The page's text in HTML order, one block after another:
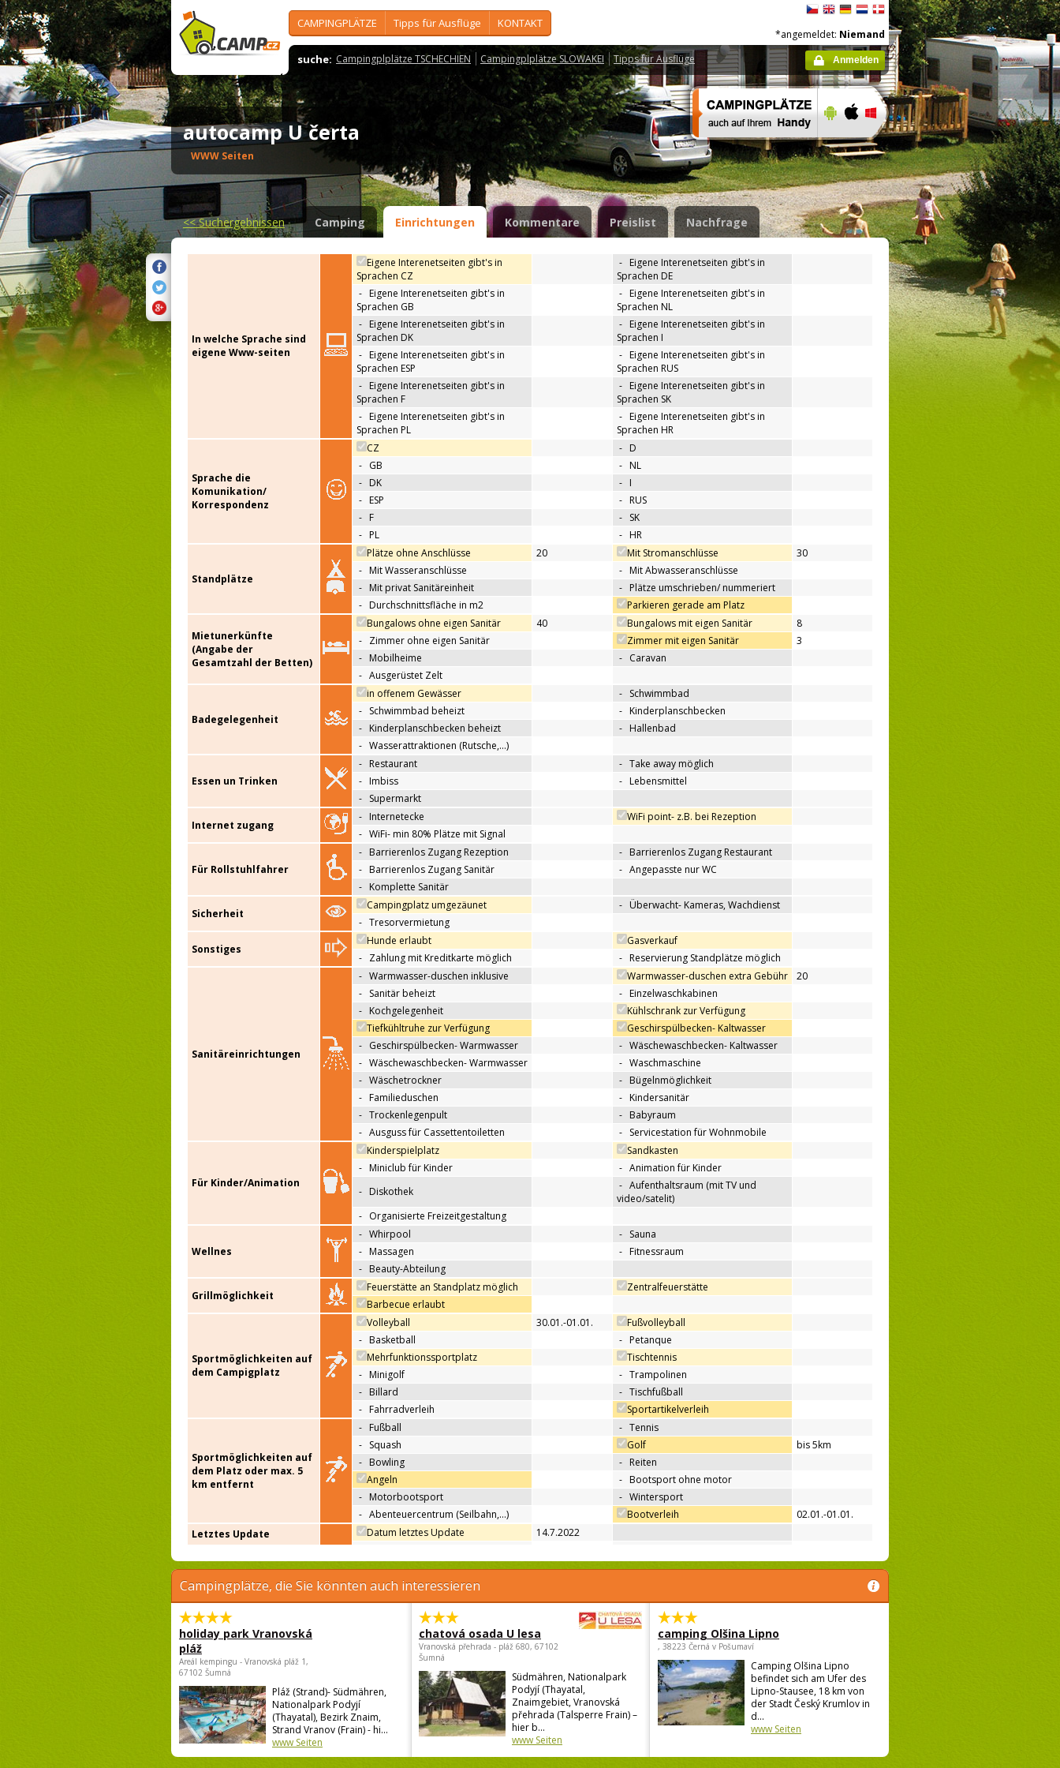
CAMPINGPLÄTZE Tipps für Ausflüge KONTAKT
suche: Campingplplätze TSCHECHIEN Campingplplätze SLOWAKEI Tipps für Ausflüge
*angemeldet: Niemand
Anmelden
autocamp U čerta
WWW Seiten
<<Suchergebnissen Camping Einrichtungen Kommentare Preislist Nachfrage
In welche Sprache sind
eigene Www-seiten
Eigene Interenetseiten gibt's in
Sprachen CZ
- Eigene Interenetseiten gibt's in
Sprachen DE
- Eigene Interenetseiten gibt's in
Sprachen GB
- Eigene Interenetseiten gibt's in
Sprachen NL
- Eigene Interenetseiten gibt's in
Sprachen DK
- Eigene Interenetseiten gibt's in
Sprachen I
- Eigene Interenetseiten gibt's in
Sprachen ESP
- Eigene Interenetseiten gibt's in
Sprachen RUS
- Eigene Interenetseiten gibt's in
Sprachen F
- Eigene Interenetseiten gibt's in
Sprachen SK
- Eigene Interenetseiten gibt's in
Sprachen PL
- Eigene Interenetseiten gibt's in
Sprachen HR
Sprache die
Komunikation/
Korrespondenz
CZ - D
- GB - NL
- DK - I
- ESP - RUS
- F - SK
- PL - HR
Standplätze
Plätze ohne Anschlüsse 20 Mit Stromanschlüsse
30
- Mit Wasseranschlüsse - Mit Abwasseranschlüsse
- Mit privat Sanitäreinheit - Plätze umschrieben/ nummeriert
- Durchschnittsfläche in m2 Parkieren gerade am Platz
Mietunerkünfte
(Angabe der
Gesamtzahl der Betten)
Bungalows ohne eigen Sanitär 40 Bungalows mit eigen Sanitär
8
- Zimmer ohne eigen Sanitär Zimmer mit eigen Sanitär
3
- Mobilheime - Caravan
- Ausgerüstet Zelt
Badegelegenheit
in offenem Gewässer - Schwimmbad
- Schwimmbad beheizt - Kinderplanschbecken
- Kinderplanschbecken beheizt - Hallenbad
- Wasserattraktionen (Rutsche,…)
Essen un Trinken
- Restaurant - Take away möglich
- Imbiss - Lebensmittel
- Supermarkt
Internet zugang
- Internetecke
WiFi point- z.B. bei Rezeption
- WiFi- min 80% Plätze mit Signal
Für Rollstuhlfahrer
- Barrierenlos Zugang Rezeption - Barrierenlos Zugang Restaurant
- Barrierenlos Zugang Sanitär - Angepasste nur WC
- Komplette Sanitär
Sicherheit
Campingplatz umgezäunet - Überwacht- Kameras, Wachdienst
- Tresorvermietung
Sonstiges
Hunde erlaubt
Gasverkauf
- Zahlung mit Kreditkarte möglich - Reservierung Standplätze möglich
Sanitäreinrichtungen
- Warmwasser-duschen inklusive Warmwasser-duschen extra Gebühr
20
- Sanitär beheizt - Einzelwaschkabinen
- Kochgelegenheit
Kühlschrank zur Verfügung
Tiefkühltruhe zur Verfügung
Geschirspülbecken- Kaltwasser
- Geschirspülbecken- Warmwasser - Wäschewaschbecken- Kaltwasser
- Wäschewaschbecken- Warmwasser - Waschmaschine
- Wäschetrockner - Bügelnmöglichkeit
- Familieduschen - Kindersanitär
- Trockenlegenpult - Babyraum
- Ausguss für Cassettentoiletten - Servicestation für Wohnmobile
Für Kinder/Animation
Kinderspielplatz
Sandkasten
- Miniclub für Kinder - Animation für Kinder
- Diskothek - Aufenthaltsraum (mit TV und
video/satelit)
- Organisierte Freizeitgestaltung
Wellnes
- Whirpool - Sauna
- Massagen - Fitnessraum
- Beauty-Abteilung
Grillmöglichkeit
Feuerstätte an Standplatz möglich
Zentralfeuerstätte
Barbecue erlaubt
Sportmöglichkeiten auf
dem Campigplatz
Volleyball 30.01.-01.01.
Fußvolleyball
- Basketball - Petanque
Mehrfunktionssportplatz
Tischtennis
- Minigolf - Trampolinen
- Billard - Tischfußball
- Fahrradverleih Sportartikelverleih
Sportmöglichkeiten auf
dem Platz oder max. 5
km entfernt
- Fußball - Tennis
- Squash Golf
bis 5km
- Bowling - Reiten
Angeln
- Bootsport ohne motor
- Motorbootsport - Wintersport
- Abenteuercentrum (Seilbahn,…) Bootverleih
02.01.-01.01.
Letztes Update
Datum letztes Update 14.7.2022
Campingplätze, die Sie könnten auch interessieren
holiday park Vranovská
pláž
Areál kempingu - Vranovská pláž 1,
67102 Šumná
Pláž (Strand)- Südmähren,
Nationalpark Podyjí
(Thayatal), Bezirk Znaim,
Strand Vranov (Frain) - hi...
www Seiten
chatová osada U lesa
Vranovská přehrada - pláž 680, 67102
Šumná
Südmähren, Nationalpark
Podyjí (Thayatal,
Znaimgebiet, Vranovská
přehrada (Talsperre Frain) –
hier b...
www Seiten
camping Olšina Lipno
, 38223 Černá v Pošumaví
Camping Olšina Lipno
befindet sich am Ufer des
Lipno-Stausee, 18 km von
der Stadt Český Krumlov in
d...
www Seiten